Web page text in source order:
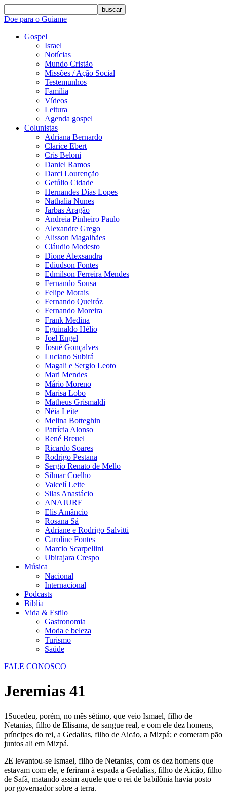
buscar
Doe para o Guiame
Gospel
Israel
Notícias
Mundo Cristão
Missões / Ação Social
Testemunhos
Família
Vídeos
Leitura
Agenda gospel
Colunistas
Adriana Bernardo
Clarice Ebert
Cris Beloni
Daniel Ramos
Darci Lourenção
Getúlio Cidade
Hernandes Dias Lopes
Nathalia Nunes
Jarbas Aragão
Andreia Pinheiro Paulo
Alexandre Grego
Alisson Magalhães
Cláudio Modesto
Dione Alexsandra
Ediudson Fontes
Edmilson Ferreira Mendes
Fernando Sousa
Felipe Morais
Fernando Queiróz
Fernando Moreira
Frank Medina
Eguinaldo Hélio
Joel Engel
Josué Gonçalves
Luciano Subirá
Magali e Sergio Leoto
Mari Mendes
Mário Moreno
Marisa Lobo
Matheus Grismaldi
Néia Leite
Melina Botteghin
Patrícia Alonso
René Breuel
Ricardo Soares
Rodrigo Pestana
Sergio Renato de Mello
Silmar Coelho
Valcelí Leite
Silas Anastácio
ANAJURE
Elis Amâncio
Rosana Sá
Adriane e Rodrigo Salvitti
Caroline Fontes
Marcio Scarpellini
Ubirajara Crespo
Música
Nacional
Internacional
Podcasts
Bíblia
Vida & Estilo
Gastronomia
Moda e beleza
Turismo
Saúde
FALE CONOSCO
Jeremias 41
1Sucedeu, porém, no mês sétimo, que veio Ismael, filho de
Netanias, filho de Elisama, de sangue real, e com ele dez homens,
príncipes do rei, a Gedalias, filho de Aicão, a Mizpá; e comeram pão
juntos ali em Mizpá.
2E levantou-se Ismael, filho de Netanias, com os dez homens que
estavam com ele, e feriram à espada a Gedalias, filho de Aicão, filho
de Safã, matando assim aquele que o rei de babilônia havia posto
por governador sobre a terra.